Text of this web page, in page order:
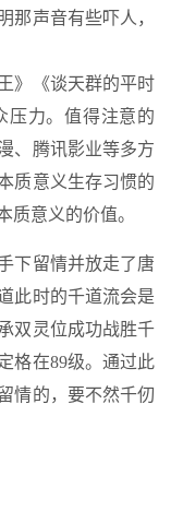
那声音有些吓人，
》《谈天群的平时
压力。值得注意的
、腾讯影业等多方
质意义生存习惯的
质意义的价值。
下留情并放走了唐
此时的千道流会是
双灵位成功战胜千
格在89级。通过此
情的，要不然千仞